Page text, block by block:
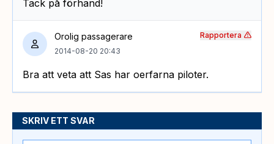
Tack på förhand!
Orolig passagerare
2014-08-20 20:43
Bra att veta att Sas har oerfarna piloter.
Rapportera
SKRIV ETT SVAR